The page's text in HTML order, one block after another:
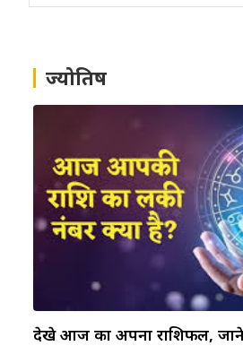
ज्योतिष
देखे आज का अपना राशिफल,